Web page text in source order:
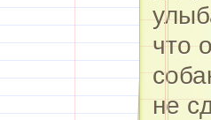
что
не